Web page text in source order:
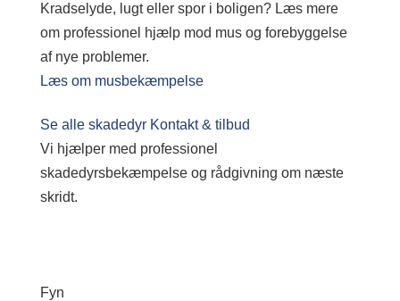
Kradselyde, lugt eller spor i boligen? Læs mere
om professionel hjælp mod mus og forebyggelse
af nye problemer.
Læs om musbekæmpelse
Se alle skadedyr Kontakt & tilbud
Vi hjælper med professionel
skadedyrsbekæmpelse og rådgivning om næste
skridt.
Fyn